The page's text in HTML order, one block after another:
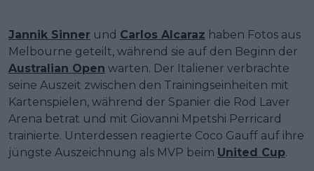
Jannik Sinner und Carlos Alcaraz haben Fotos aus
Melbourne geteilt, während sie auf den Beginn der
Australian Open warten. Der Italiener verbrachte
seine Auszeit zwischen den Trainingseinheiten mit
Kartenspielen, während der Spanier die Rod Laver
Arena betrat und mit Giovanni Mpetshi Perricard
trainierte. Unterdessen reagierte Coco Gauff auf ihre
jüngste Auszeichnung als MVP beim United Cup.